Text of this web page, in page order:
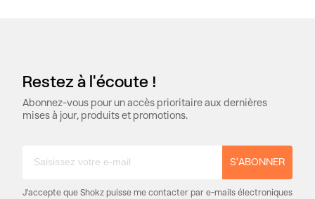
Restez à l'écoute !
Abonnez-vous pour un accès prioritaire aux dernières
mises à jour, produits et promotions.
S'ABONNER
J'accepte que Shokz puisse me contacter par e-mails électroniques